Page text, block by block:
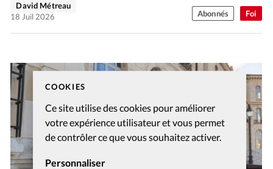
COOKIES
Ce site utilise des cookies pour améliorer
votre expérience utilisateur et vous permet
de contrôler ce que vous souhaitez activer.
Personnaliser
Foi
David Métreau
18 Juil 2026
Abonnés